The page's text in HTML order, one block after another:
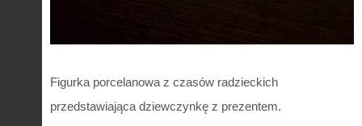
Figurka porcelanowa z czasów radzieckich
przedstawiająca dziewczynkę z prezentem.